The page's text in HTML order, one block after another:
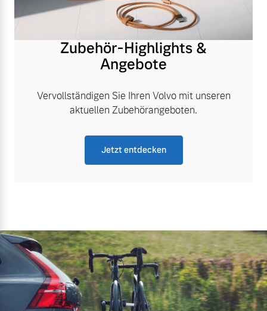
Zubehör-Highlights &
Angebote
Vervollständigen Sie Ihren Volvo mit unseren
aktuellen Zubehörangeboten.
Jetzt entdecken